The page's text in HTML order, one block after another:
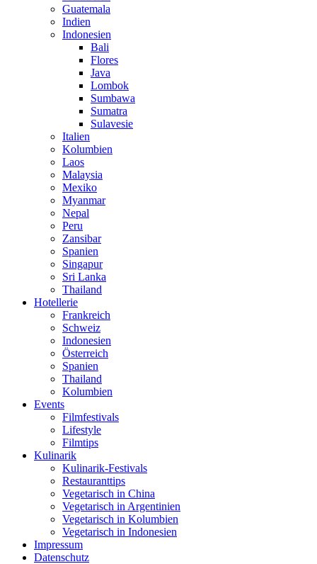
Guatemala
Indien
Indonesien
Bali
Flores
Java
Lombok
Sumbawa
Sumatra
Sulavesie
Italien
Kolumbien
Laos
Malaysia
Mexiko
Myanmar
Nepal
Peru
Zansibar
Spanien
Singapur
Sri Lanka
Thailand
Hotellerie
Frankreich
Schweiz
Indonesien
Österreich
Spanien
Thailand
Kolumbien
Events
Filmfestivals
Lifestyle
Filmtips
Kulinarik
Kulinarik-Festivals
Restauranttips
Vegetarisch in China
Vegetarisch in Argentinien
Vegetarisch in Kolumbien
Vegetarisch in Indonesien
Impressum
Datenschutz